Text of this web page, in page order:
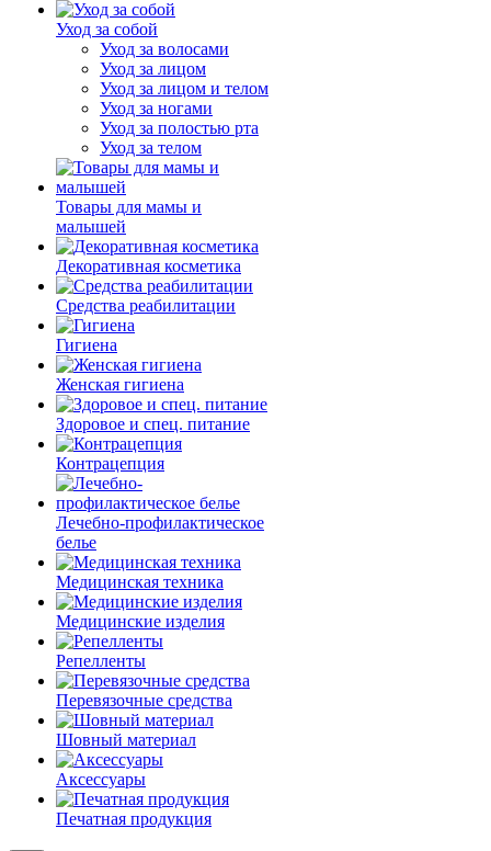
Уход за собой
Уход за волосами
Уход за лицом
Уход за лицом и телом
Уход за ногами
Уход за полостью рта
Уход за телом
Товары для мамы и
малышей
Декоративная косметика
Средства реабилитации
Гигиена
Женская гигиена
Здоровое и спец. питание
Контрацепция
Лечебно-профилактическое
белье
Медицинская техника
Медицинские изделия
Репелленты
Перевязочные средства
Шовный материал
Аксессуары
Печатная продукция